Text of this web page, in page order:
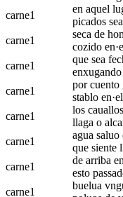
carne1
en aquel
picados
carne1
seca de
cozido
carne1
que sea
carne1
por cuento
stablo
carne1
los
llaga o
carne1
agua saluo
que siente
carne1
de arriba
esto
carne1
buelua